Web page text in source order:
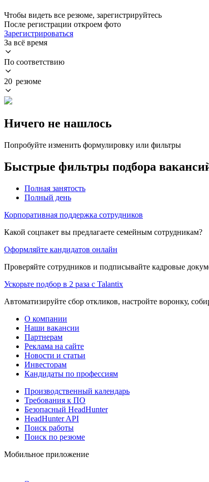
Чтобы видеть все резюме, зарегистрируйтесь
После регистрации откроем фото
Зарегистрироваться
За всё время
По соответствию
20 резюме
Ничего не нашлось
Попробуйте изменить формулировку или фильтры
Быстрые фильтры подбора
Полная занятость
Полный день
Корпоративная поддержка сотрудников
Какой соцпакет вы предлагаете семейным сотрудникам?
Оформляйте кандидатов онлайн
Проверяйте сотрудников и подписывайте кадровые
Ускорьте подбор в 2 раза с Talantix
Автоматизируйте сбор откликов, настройте воронку,
О компании
Наши вакансии
Партнерам
Реклама на сайте
Новости и статьи
Инвесторам
Кандидаты по профессиям
Производственный календарь
Требования к ПО
Безопасный HeadHunter
HeadHunter API
Поиск работы
Поиск по резюме
Мобильное приложение